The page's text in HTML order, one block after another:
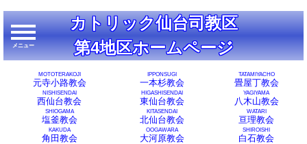
カトリック仙台司教区
第4地区ホームページ
メニュー
メニュー
元寺小路教会
MOTOTERAKOJI
一本杉教会
IPPONSUGI
畳屋丁教会
TATAMIYACHO
西仙台教会
NISHISENDAI
東仙台教会
HIGASHISENDAI
八木山教会
YAGIYAMA
塩釜教会
SHIOGAMA
北仙台教会
KITASENDAI
亘理教会
WATARI
角田教会
KAKUDA
大河原教会
OOGAWARA
白石教会
SHIROISHI